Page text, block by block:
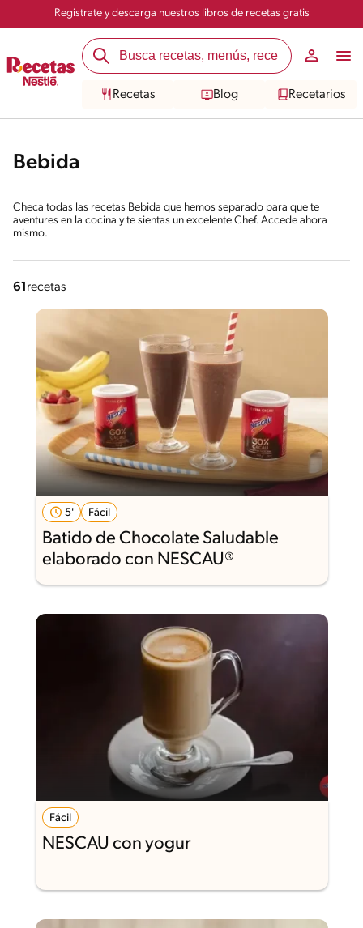
Registrate y descarga nuestros libros de recetas gratis
Recetas Blog Recetarios
Bebida
Checa todas las recetas Bebida que hemos separado para que te
aventures en la cocina y te sientas un excelente Chef. Accede ahora
mismo.
61 recetas
5' Fácil
Batido de Chocolate Saludable
elaborado con NESCAU®
Fácil
NESCAU con yogur